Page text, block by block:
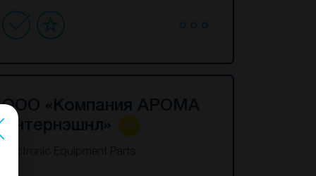
ООО «Компания АРОМА
Интернэшнл»
Electronic Equipment Parts